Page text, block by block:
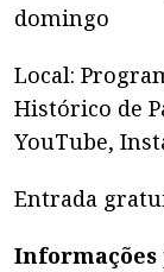
domingo
Local:
Histórico de
YouTube,
Entrada
Informações